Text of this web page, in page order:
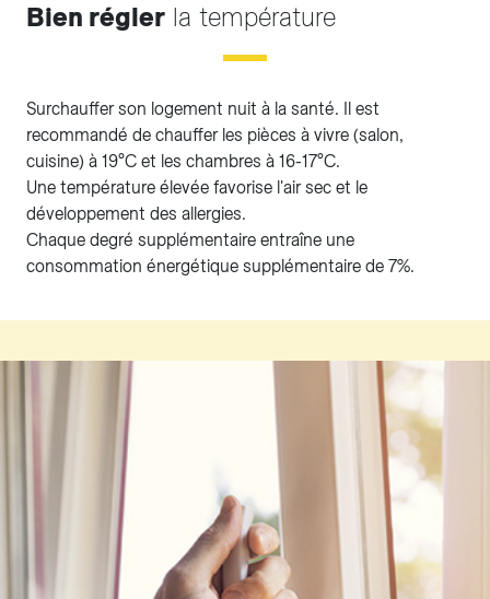
Bien régler la température
Surchauffer son logement nuit à la santé. Il est
recommandé de chauffer les pièces à vivre (salon,
cuisine) à 19°C et les chambres à 16-17°C.
Une température élevée favorise l'air sec et le
développement des allergies.
Chaque degré supplémentaire entraîne une
consommation énergétique supplémentaire de 7%.